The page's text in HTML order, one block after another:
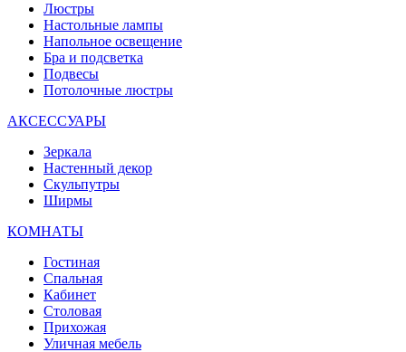
Люстры
Настольные лампы
Напольное освещение
Бра и подсветка
Подвесы
Потолочные люстры
АКСЕССУАРЫ
Зеркала
Настенный декор
Скульпутры
Ширмы
КОМНАТЫ
Гостиная
Спальная
Кабинет
Столовая
Прихожая
Уличная мебель